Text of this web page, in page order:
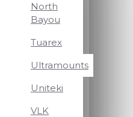
North
Bayou
Tuarex
Ultramounts
Uniteki
VLK